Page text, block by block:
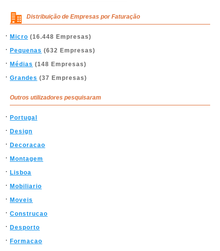
Distribuição de Empresas por Faturação
Micro (16.448 Empresas)
Pequenas (632 Empresas)
Médias (148 Empresas)
Grandes (37 Empresas)
Outros utilizadores pesquisaram
Portugal
Design
Decoracao
Montagem
Lisboa
Mobiliario
Moveis
Construcao
Desporto
Formacao